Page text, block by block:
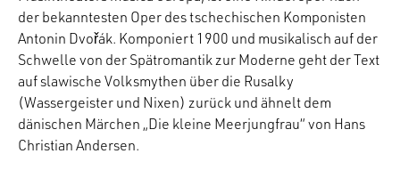
der bekanntesten Oper des tschechischen Komponisten
Antonin Dvořák. Komponiert 1900 und musikalisch auf der
Schwelle von der Spätromantik zur Moderne geht der Text
auf slawische Volksmythen über die Rusalky
(Wassergeister und Nixen) zurück und ähnelt dem
dänischen Märchen „Die kleine Meerjungfrau“ von Hans
Christian Andersen.